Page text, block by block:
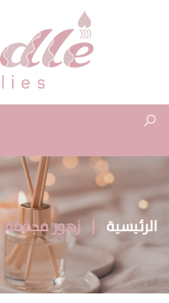
الرئيسية زهور مجففة